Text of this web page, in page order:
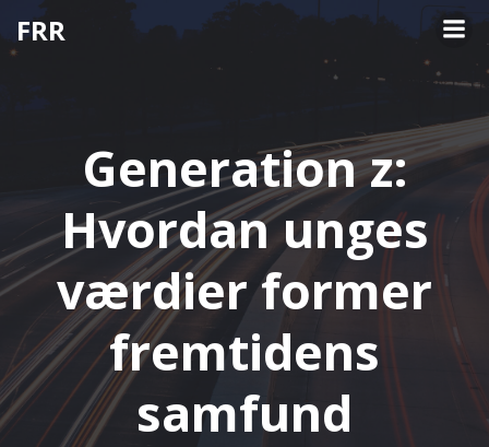
Videre
FRR
Generation z:
Hvordan unges
værdier former
fremtidens
samfund